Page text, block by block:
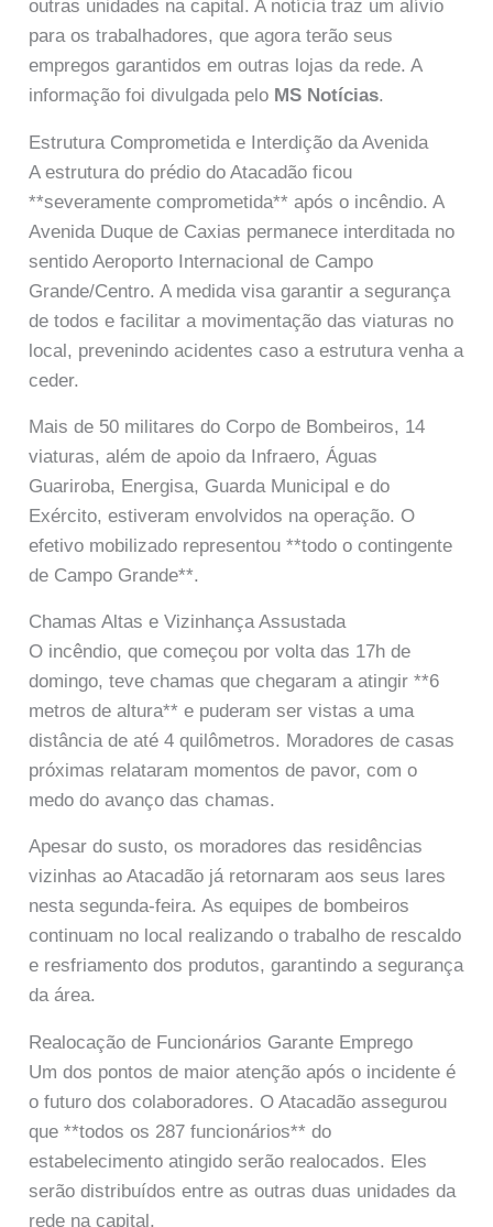
outras unidades na capital. A notícia traz um alívio
para os trabalhadores, que agora terão seus
empregos garantidos em outras lojas da rede. A
informação foi divulgada pelo MS Notícias.
Estrutura Comprometida e Interdição da Avenida
A estrutura do prédio do Atacadão ficou
**severamente comprometida** após o incêndio. A
Avenida Duque de Caxias permanece interditada no
sentido Aeroporto Internacional de Campo
Grande/Centro. A medida visa garantir a segurança
de todos e facilitar a movimentação das viaturas no
local, prevenindo acidentes caso a estrutura venha a
ceder.
Mais de 50 militares do Corpo de Bombeiros, 14
viaturas, além de apoio da Infraero, Águas
Guariroba, Energisa, Guarda Municipal e do
Exército, estiveram envolvidos na operação. O
efetivo mobilizado representou **todo o contingente
de Campo Grande**.
Chamas Altas e Vizinhança Assustada
O incêndio, que começou por volta das 17h de
domingo, teve chamas que chegaram a atingir **6
metros de altura** e puderam ser vistas a uma
distância de até 4 quilômetros. Moradores de casas
próximas relataram momentos de pavor, com o
medo do avanço das chamas.
Apesar do susto, os moradores das residências
vizinhas ao Atacadão já retornaram aos seus lares
nesta segunda-feira. As equipes de bombeiros
continuam no local realizando o trabalho de rescaldo
e resfriamento dos produtos, garantindo a segurança
da área.
Realocação de Funcionários Garante Emprego
Um dos pontos de maior atenção após o incidente é
o futuro dos colaboradores. O Atacadão assegurou
que **todos os 287 funcionários** do
estabelecimento atingido serão realocados. Eles
serão distribuídos entre as outras duas unidades da
rede na capital.